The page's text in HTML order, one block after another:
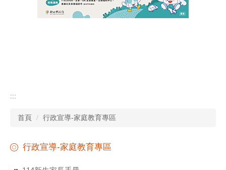
:::
首頁 行政宣導-家庭教育專區
行政宣導-家庭教育專區